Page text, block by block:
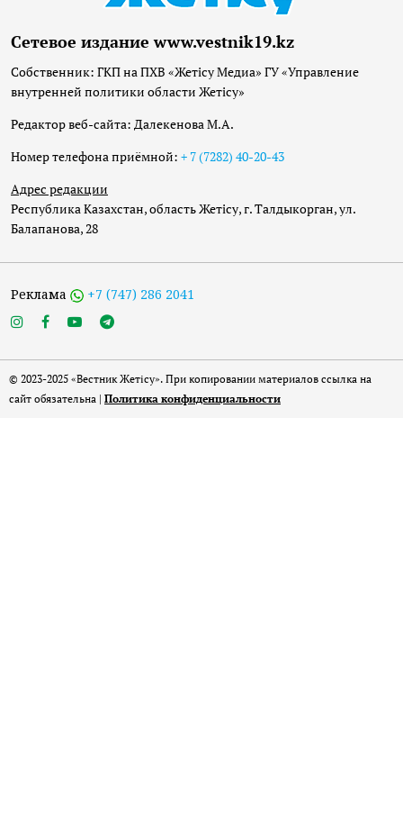
Сетевое издание www.vestnik19.kz
Собственник: ГКП на ПХВ «Жетісу Медиа» ГУ «Управление
внутренней политики области Жетісу»
Редактор веб-сайта: Далекенова М.А.
Номер телефона приёмной: + 7 (7282) 40-20-43
Адрес редакции
Республика Казахстан, область Жетісу, г. Талдыкорган, ул.
Балапанова, 28
Реклама +7 (747) 286 2041
© 2023-2025 «Вестник Жетісу». При копировании материалов ссылка на
сайт обязательна | Политика конфиденциальности